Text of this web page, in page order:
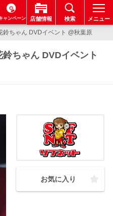
ャンペーン 店舗情報 検索 メニュー
鈴ちゃん DVDイベント @秋葉原
鈴ちゃん DVDイベント
お気に入り